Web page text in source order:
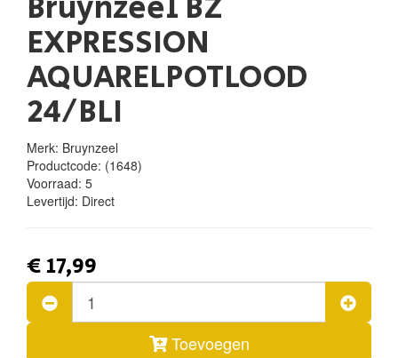
EXPRESSION
AQUARELPOTLOOD
24/BLI
Merk: Bruynzeel
Productcode: (1648)
Voorraad: 5
Levertijd: Direct
€ 17,99
Toevoegen